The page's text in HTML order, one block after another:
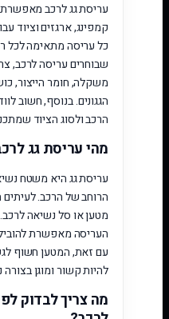
עריסת גג לרכב מאפשרת
קמפינג, ארגזים וציוד
כל עריסה מתאימה לכל
שבוחרים עריסה לרכב,
משקלה, חומר הייצור,
הגגונים. בנוסף, חשוב
הרכב ולסוג הציוד
מהי עריסת גג
עריסת גג היא משטח
הרוחב של הרכב.
מטען או סל נשיאה לרכב.
העריסה מאפשרת להוביל
עם זאת, המטען חשוף
להיות קשור ומוגן בצורה
מה צריך לבדוק